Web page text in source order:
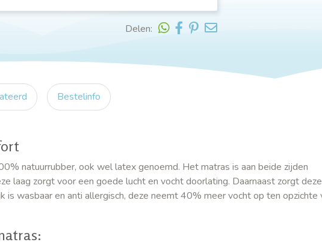
Delen:
Bestelinfo
natuurrubber, ook wel latex genoemd. Het matras is aan beide zijden
laag zorgt voor een goede lucht en vocht doorlating. Daarnaast zorgt
wasbaar en anti allergisch, deze neemt 40% meer vocht op ten opzichte